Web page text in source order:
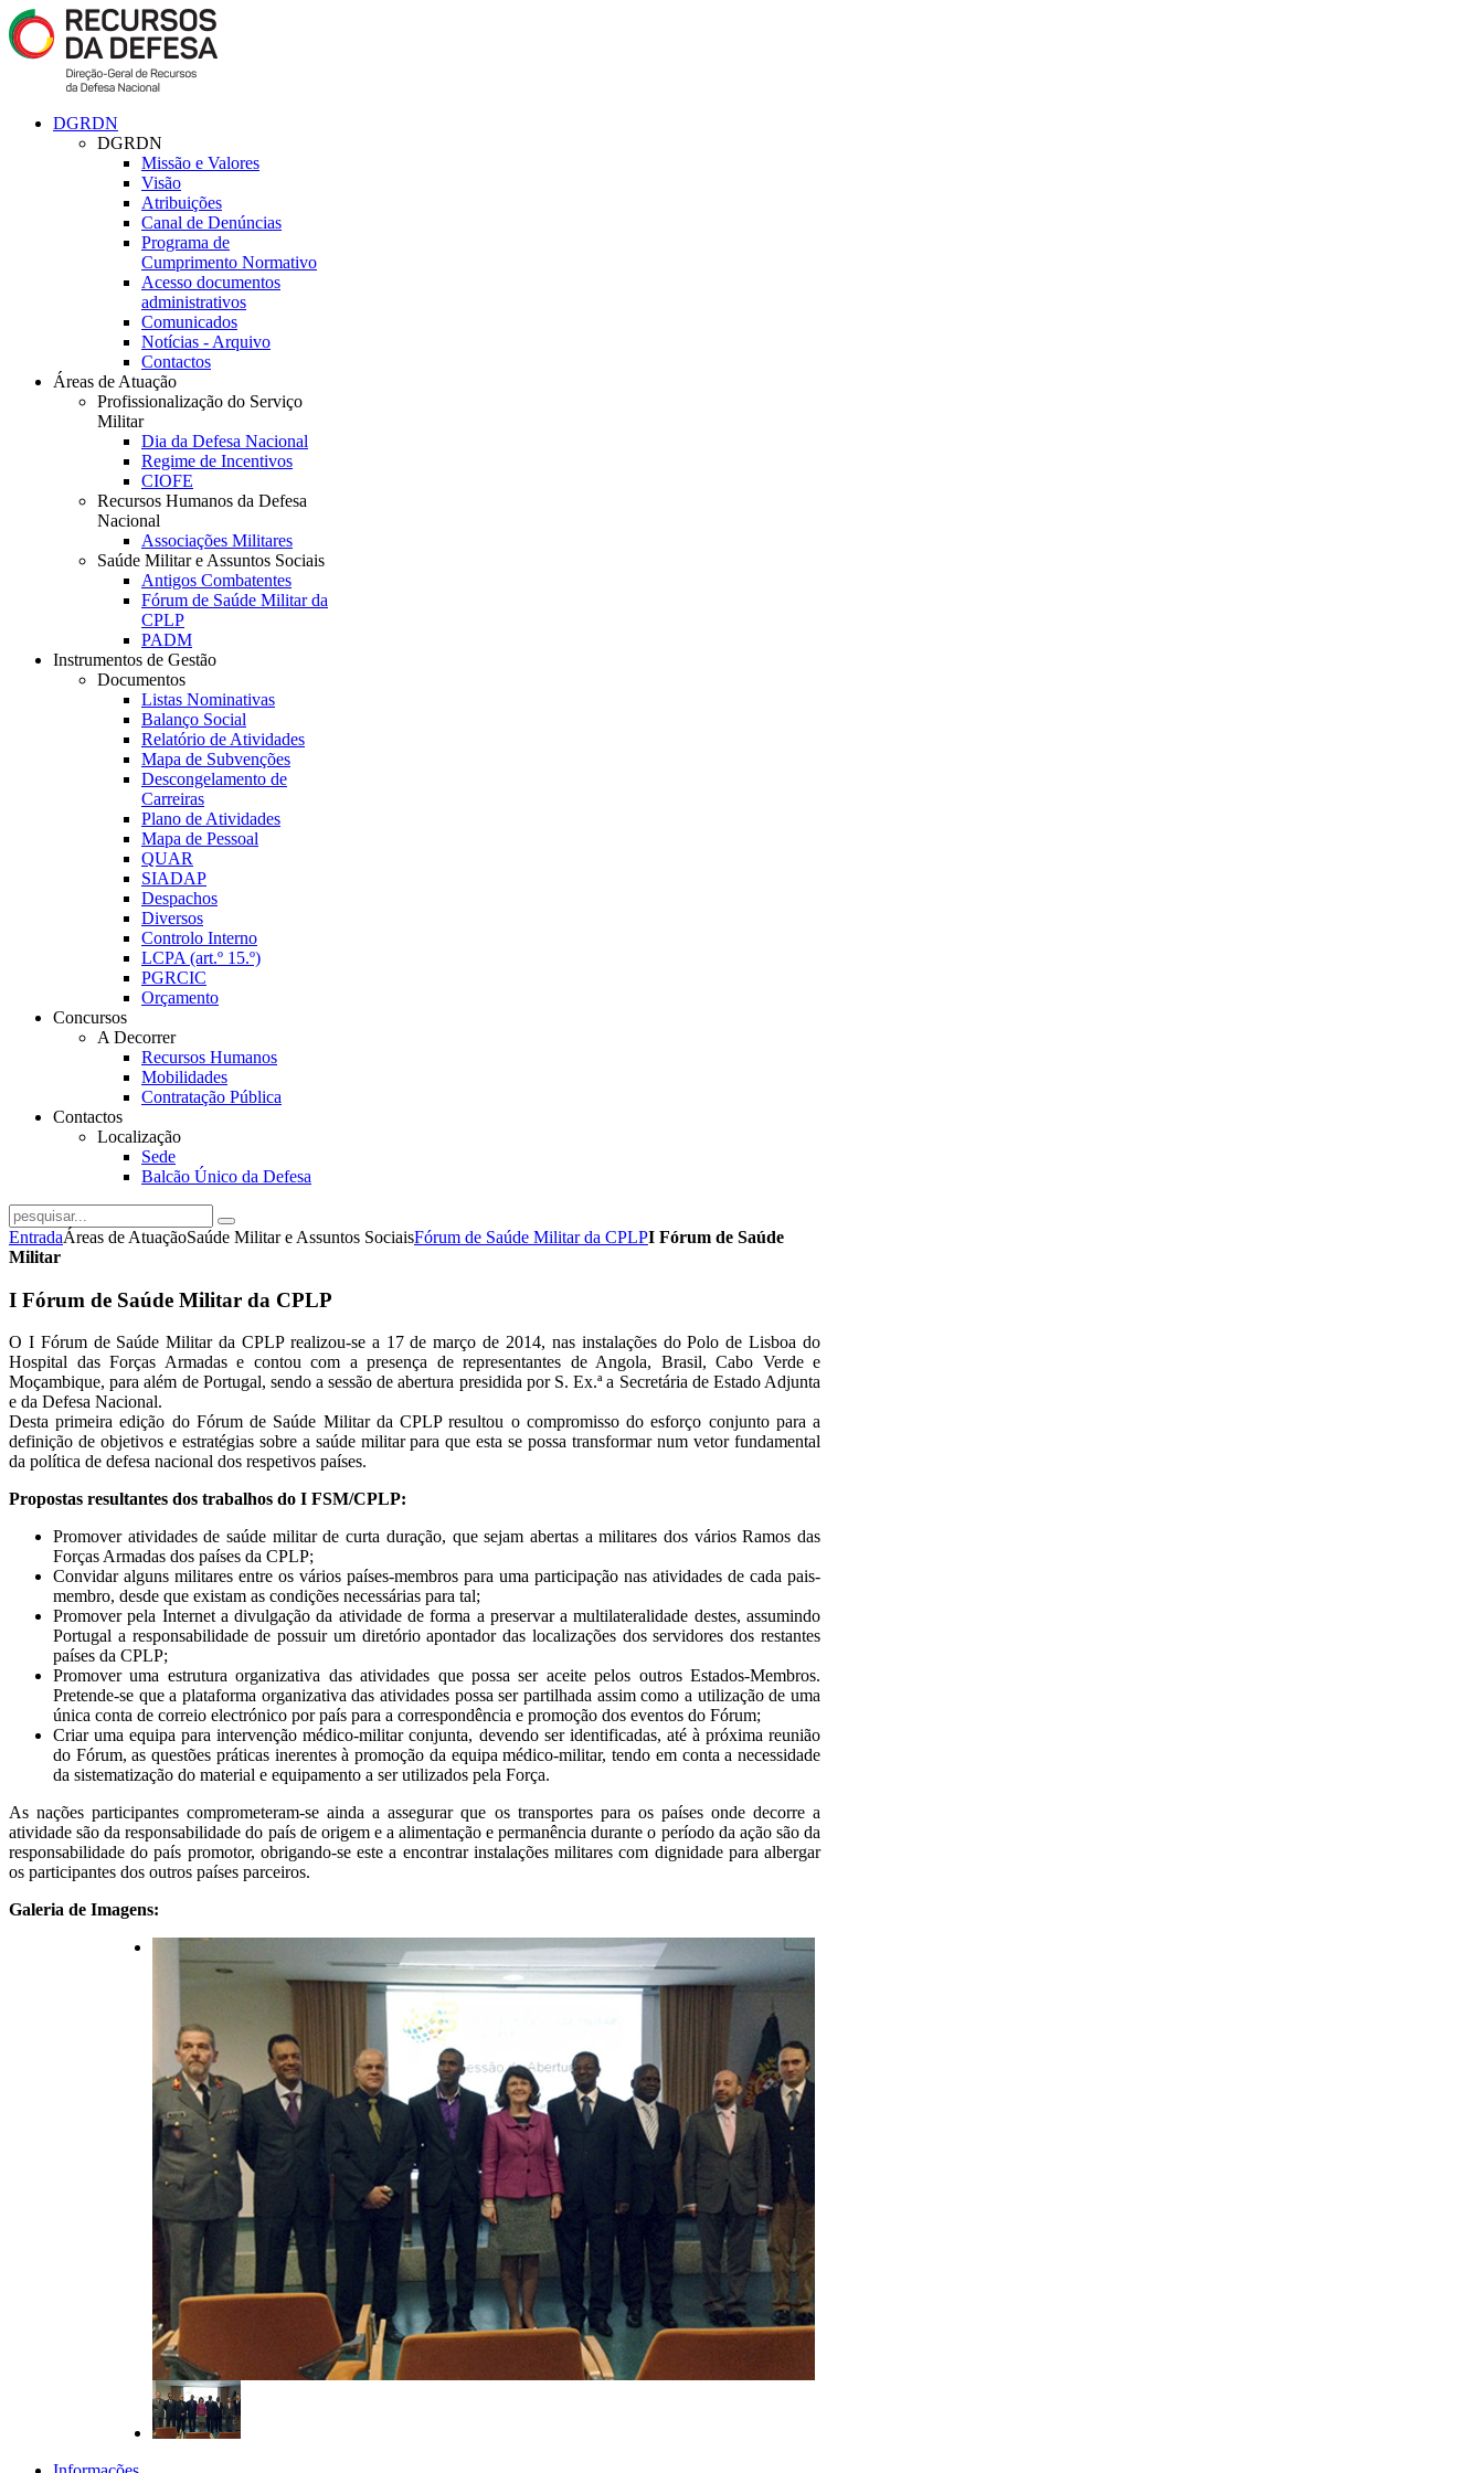
DGRDN
DGRDN
Missão e Valores
Visão
Atribuições
Canal de Denúncias
Programa de
Cumprimento Normativo
Acesso documentos
administrativos
Comunicados
Notícias - Arquivo
Contactos
Áreas de Atuação
Profissionalização do Serviço
Militar
Dia da Defesa Nacional
Regime de Incentivos
CIOFE
Recursos Humanos da Defesa
Nacional
Associações Militares
Saúde Militar e Assuntos Sociais
Antigos Combatentes
Fórum de Saúde Militar da
CPLP
PADM
Instrumentos de Gestão
Documentos
Listas Nominativas
Balanço Social
Relatório de Atividades
Mapa de Subvenções
Descongelamento de
Carreiras
Plano de Atividades
Mapa de Pessoal
QUAR
SIADAP
Despachos
Diversos
Controlo Interno
LCPA (art.º 15.º)
PGRCIC
Orçamento
Concursos
A Decorrer
Recursos Humanos
Mobilidades
Contratação Pública
Contactos
Localização
Sede
Balcão Único da Defesa
EntradaÁreas de AtuaçãoSaúde Militar e Assuntos SociaisFórum de Saúde Militar da CPLPI Fórum de Saúde
Militar
I Fórum de Saúde Militar da CPLP
O I Fórum de Saúde Militar da CPLP realizou-se a 17 de março de 2014, nas instalações do Polo de Lisboa do
Hospital das Forças Armadas e contou com a presença de representantes de Angola, Brasil, Cabo Verde e
Moçambique, para além de Portugal, sendo a sessão de abertura presidida por S. Ex.ª a Secretária de Estado Adjunta
e da Defesa Nacional.
Desta primeira edição do Fórum de Saúde Militar da CPLP resultou o compromisso do esforço conjunto para a
definição de objetivos e estratégias sobre a saúde militar para que esta se possa transformar num vetor fundamental
da política de defesa nacional dos respetivos países.
Propostas resultantes dos trabalhos do I FSM/CPLP:
Promover atividades de saúde militar de curta duração, que sejam abertas a militares dos vários Ramos das
Forças Armadas dos países da CPLP;
Convidar alguns militares entre os vários países-membros para uma participação nas atividades de cada pais-
membro, desde que existam as condições necessárias para tal;
Promover pela Internet a divulgação da atividade de forma a preservar a multilateralidade destes, assumindo
Portugal a responsabilidade de possuir um diretório apontador das localizações dos servidores dos restantes
países da CPLP;
Promover uma estrutura organizativa das atividades que possa ser aceite pelos outros Estados-Membros.
Pretende-se que a plataforma organizativa das atividades possa ser partilhada assim como a utilização de uma
única conta de correio electrónico por país para a correspondência e promoção dos eventos do Fórum;
Criar uma equipa para intervenção médico-militar conjunta, devendo ser identificadas, até à próxima reunião
do Fórum, as questões práticas inerentes à promoção da equipa médico-militar, tendo em conta a necessidade
da sistematização do material e equipamento a ser utilizados pela Força.
As nações participantes comprometeram-se ainda a assegurar que os transportes para os países onde decorre a
atividade são da responsabilidade do país de origem e a alimentação e permanência durante o período da ação são da
responsabilidade do país promotor, obrigando-se este a encontrar instalações militares com dignidade para albergar
os participantes dos outros países parceiros.
Galeria de Imagens: